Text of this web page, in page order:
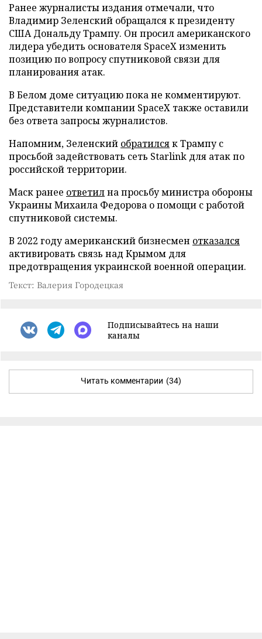
Ранее журналисты издания отмечали, что
Владимир Зеленский обращался к президенту
США Дональду Трампу. Он просил американского
лидера убедить основателя SpaceX изменить
позицию по вопросу спутниковой связи для
планирования атак.
В Белом доме ситуацию пока не комментируют.
Представители компании SpaceX также оставили
без ответа запросы журналистов.
Напомним, Зеленский обратилсяк Трампу с
просьбой задействовать сеть Starlink для атак по
российской территории.
Маск ранее ответилна просьбу министра обороны
Украины Михаила Федорова о помощи с работой
спутниковой системы.
В 2022 году американский бизнесмен отказался
активировать связь над Крымом для
предотвращения украинской военной операции.
Текст: Валерия Городецкая
Подписывайтесь на наши
каналы
Читать комментарии (34)